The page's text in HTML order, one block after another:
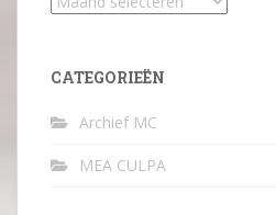
CATEGORIEËN
Archief MC
MEA CULPA